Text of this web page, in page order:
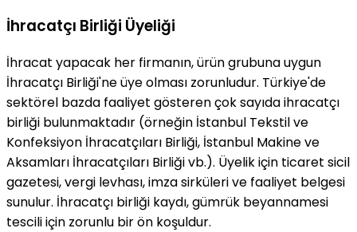
İhracatçı Birliği Üyeliği
İhracat yapacak her firmanın, ürün grubuna uygun
İhracatçı Birliği'ne üye olması zorunludur. Türkiye'de
sektörel bazda faaliyet gösteren çok sayıda ihracatçı
birliği bulunmaktadır (örneğin İstanbul Tekstil ve
Konfeksiyon İhracatçıları Birliği, İstanbul Makine ve
Aksamları İhracatçıları Birliği vb.). Üyelik için ticaret sicil
gazetesi, vergi levhası, imza sirküleri ve faaliyet belgesi
sunulur. İhracatçı birliği kaydı, gümrük beyannamesi
tescili için zorunlu bir ön koşuldur.